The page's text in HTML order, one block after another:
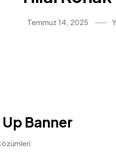
Temmuz 14, 2025
Banner